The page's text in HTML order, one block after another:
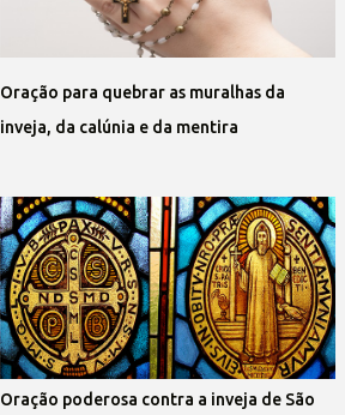
Oração para quebrar as muralhas da
inveja, da calúnia e da mentira
Oração poderosa contra a inveja de São